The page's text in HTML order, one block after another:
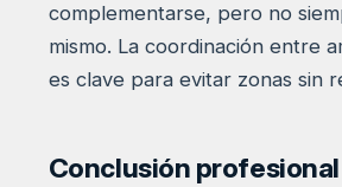
complementarse, pero no
mismo. La coordinación entre
es clave para evitar zonas sin
Conclusión profesional